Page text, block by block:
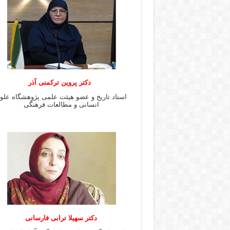
دکتر پروین ترکمنی آذر
استاد تاریخ و عضو هیئت علمی پژوهشگاه
انسانی و مطالعات فرهنگى
دکتر سهیلا ترابی فارسانی